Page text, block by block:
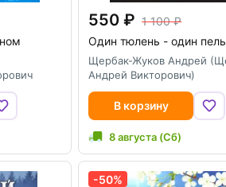
550
1 100
Один тюлень - один
Щербак-Жуков Андрей
Андрей Викторович)
В корзину
8 августа (Сб)
-50%